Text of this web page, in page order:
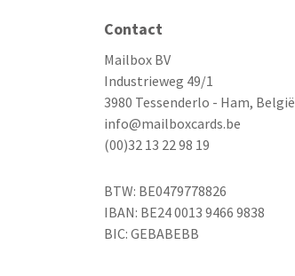
Contact
Mailbox BV
Industrieweg 49/1
3980 Tessenderlo - Ham, België
info@mailboxcards.be
(00)32 13 22 98 19
BTW: BE0479778826
IBAN: BE24 0013 9466 9838
BIC: GEBABEBB